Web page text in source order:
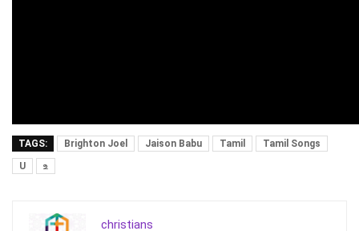
TAGS: Brighton Joel Jaison Babu Tamil
Tamil Songs
U
உ
christians